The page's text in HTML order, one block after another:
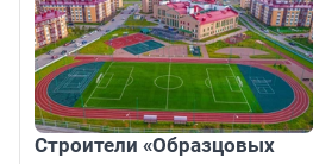
Строители «Образцовых